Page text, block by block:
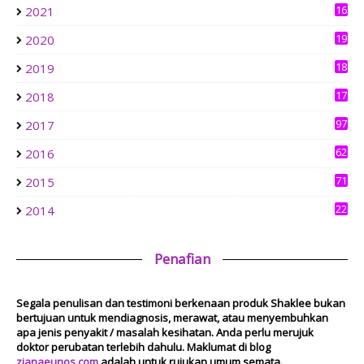
BUKAN MI KUNING TAPI MI LAKSA GORENG
Mesyuarat Badan Kebajikan Sekolah Agama dan Penyampaian
1 week ago
Show All
2021
16
2020
19
2019
18
2018
17
2017 97
2016 62
2015 71
2014 22
Penafian
Segala penulisan dan testimoni berkenaan produk Shaklee bukan
bertujuan untuk mendiagnosis, merawat, atau menyembuhkan
apa jenis penyakit / masalah kesihatan. Anda perlu merujuk
doktor perubatan terlebih dahulu. Maklumat di blog